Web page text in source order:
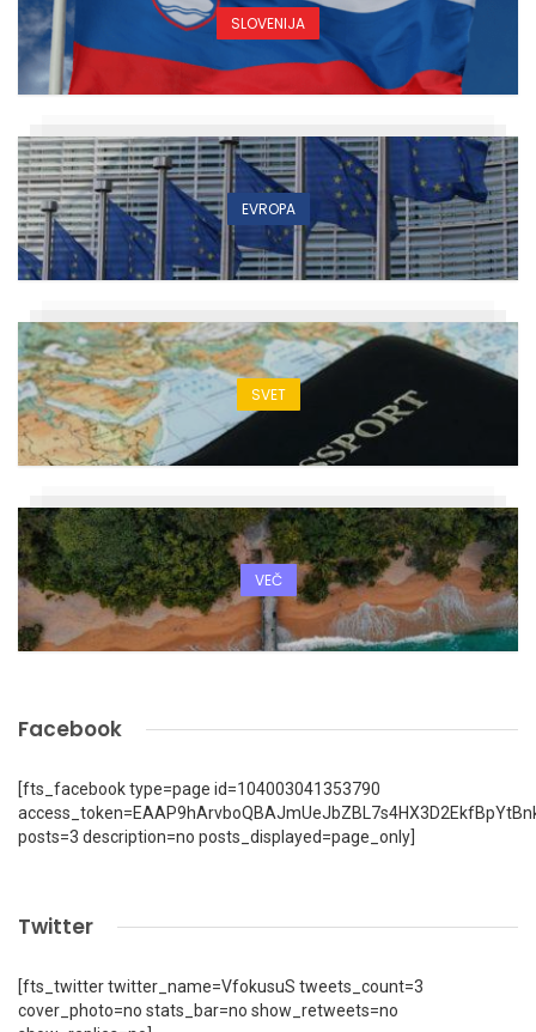
SLOVENIJA
EVROPA
SVET
VEČ
Facebook
[fts_facebook type=page id=104003041353790
posts=3 description=no posts_displayed=page_only]
Twitter
[fts_twitter twitter_name=VfokusuS tweets_count=3
cover_photo=no stats_bar=no show_retweets=no